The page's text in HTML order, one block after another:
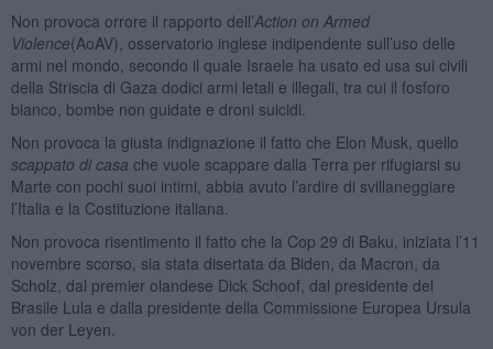
Non provoca orrore il rapporto dell’Action on Armed
Violence(AoAV), osservatorio inglese indipendente sull’uso delle
armi nel mondo, secondo il quale Israele ha usato ed usa sui civili
della Striscia di Gaza dodici armi letali e illegali, tra cui il fosforo
bianco, bombe non guidate e droni suicidi.
Non provoca la giusta indignazione il fatto che Elon Musk, quello
scappato di casa che vuole scappare dalla Terra per rifugiarsi su
Marte con pochi suoi intimi, abbia avuto l’ardire di svillaneggiare
l’Italia e la Costituzione italiana.
Non provoca risentimento il fatto che la Cop 29 di Baku, iniziata l’11
novembre scorso, sia stata disertata da Biden, da Macron, da
Scholz, dal premier olandese Dick Schoof, dal presidente del
Brasile Lula e dalla presidente della Commissione Europea Ursula
von der Leyen.